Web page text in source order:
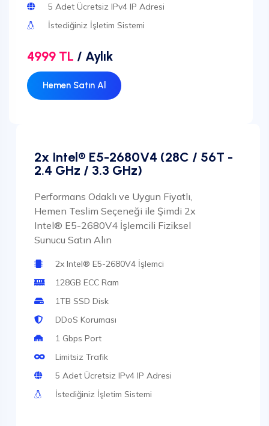
5 Adet Ücretsiz IPv4 IP Adresi
İstediğiniz İşletim Sistemi
Hemen Satın Al
4999 TL / Aylık
2x Intel® E5-2680V4 (28C / 56T -
2.4 GHz / 3.3 GHz)
Performans Odaklı ve Uygun Fiyatlı,
Hemen Teslim Seçeneği ile Şimdi 2x
Intel® E5-2680V4 İşlemcili Fiziksel
Sunucu Satın Alın
2x Intel® E5-2680V4 İşlemci
128GB ECC Ram
1TB SSD Disk
DDoS Koruması
1 Gbps Port
Limitsiz Trafik
5 Adet Ücretsiz IPv4 IP Adresi
İstediğiniz İşletim Sistemi